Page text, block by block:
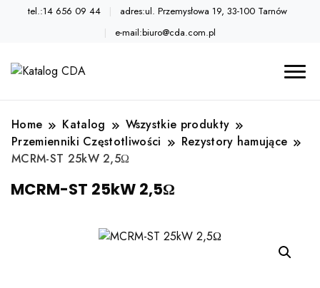
tel.:14 656 09 44
adres:ul. Przemysłowa 19, 33-100 Tarnów
e-mail:biuro@cda.com.pl
Home Katalog
Wszystkie produkty
Przemienniki Częstotliwości
Rezystory hamujące
MCRM-ST 25kW 2,5Ω
MCRM-ST 25kW 2,5Ω